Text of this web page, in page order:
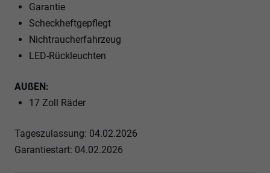
Garantie
Scheckheftgepflegt
Nichtraucherfahrzeug
LED-Rückleuchten
AUßEN:
17 Zoll Räder
Tageszulassung: 04.02.2026
Garantiestart: 04.02.2026